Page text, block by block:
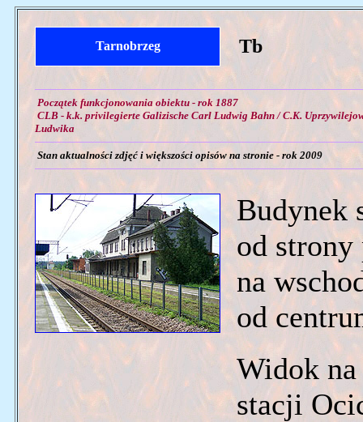
Tarnobrzeg Tb
Początek funkcjonowania obiektu - rok 1887
CLB - k.k. privilegierte Galizische Carl Ludwig Bahn / C.K.
Ludwika
Stan aktualności zdjęć i większości opisów na stronie - rok 2009
Budynek
od strony
na
od
Widok
stacji